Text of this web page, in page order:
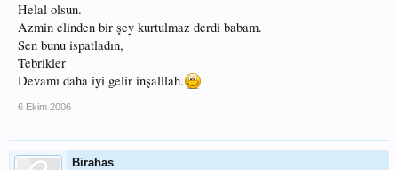
Helal olsun.
Azmin elinden bir şey kurtulmaz derdi babam.
Sen bunu ispatladın,
Tebrikler
Devamı daha iyi gelir inşalllah.
6 Ekim 2006
Birahas